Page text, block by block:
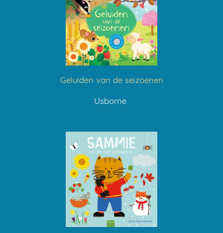
Geluiden van de seizoenen
Usborne